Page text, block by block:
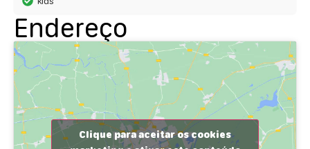
Endereço
Clique para aceitar os cookies